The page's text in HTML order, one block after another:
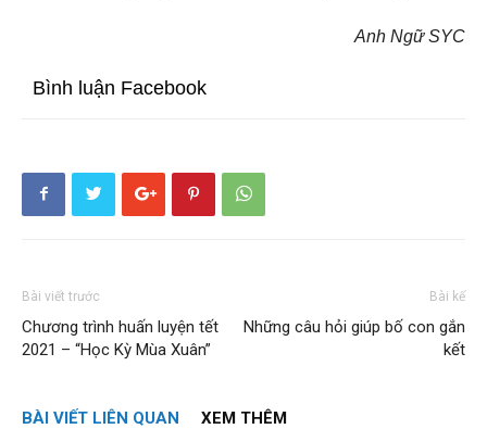
Anh Ngữ SYC
Bình luận Facebook
Bài viết trước
Chương trình huấn luyện tết
2021 – “Học Kỳ Mùa Xuân”
Bài kế
Những câu hỏi giúp bố con gắn
kết
BÀI VIẾT LIÊN QUAN XEM THÊM